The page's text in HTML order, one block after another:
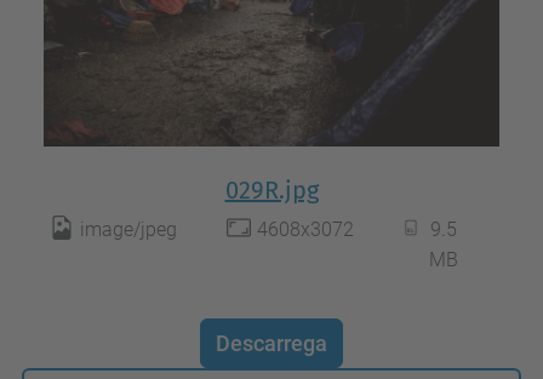
029R.jpg
image/jpeg 4608x3072
9.5
MB
Descarrega